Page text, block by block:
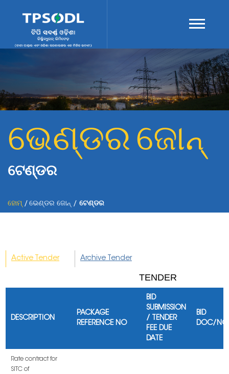
ଭେଣ୍ଡର ଜୋନ୍
ଟେଣ୍ଡର
ହୋମ୍ ଭେଣ୍ଡର ଜୋନ୍ ଟେଣ୍ଡର